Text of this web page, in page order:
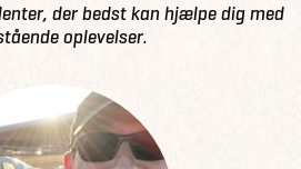
der bedst kan hjælpe dig med
oplevelser.